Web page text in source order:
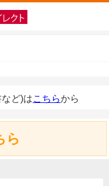
ど)はこちらから
ら